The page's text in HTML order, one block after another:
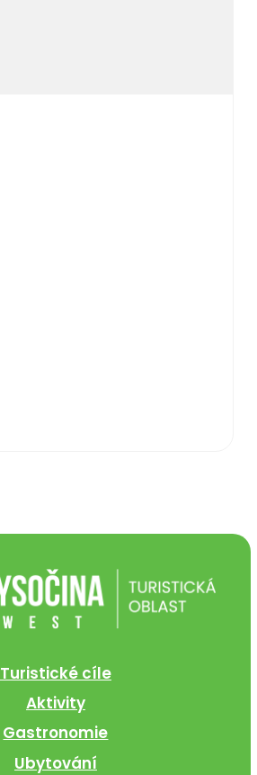
Turistické cíle
Aktivity
Gastronomie
Ubytování